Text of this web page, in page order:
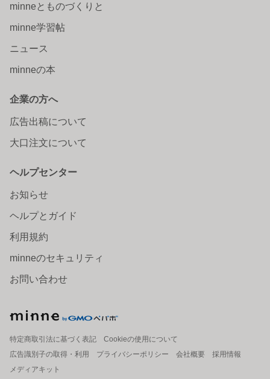
minneとものづくりと
minne学習帖
ニュース
minneの本
企業の方へ
広告出稿について
大口注文について
ヘルプセンター
お知らせ
ヘルプとガイド
利用規約
minneのセキュリティ
お問い合わせ
特定商取引法に基づく表記
Cookieの使用について
広告識別子の取得・利用
プライバシーポリシー 会社概要
採用情報
メディアキット